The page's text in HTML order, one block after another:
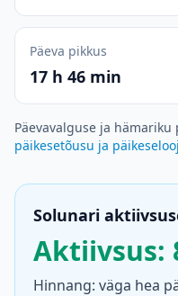
Päeva pikkus
17 h 46 min
Päevavalguse ja
päikesetõusu ja
Solunari
Aktiivsus:
Hinnang: väga hea